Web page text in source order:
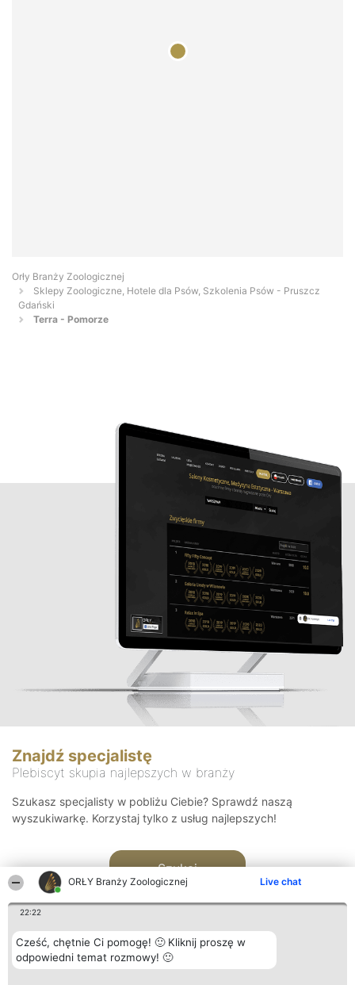
ORŁY Branży Zoologicznej Live chat
22:22
Cześć, chętnie Ci pomogę! 🙂 Kliknij proszę w
odpowiedni temat rozmowy! 🙂
Orły Branży Zoologicznej
Sklepy Zoologiczne, Hotele dla Psów, Szkolenia Psów - Pruszcz
Gdański
Terra - Pomorze
Znajdź specjalistę
Plebiscyt skupia najlepszych w branży
Szukasz specjalisty w pobliżu Ciebie? Sprawdź naszą
wyszukiwarkę. Korzystaj tylko z usług najlepszych!
Szukaj